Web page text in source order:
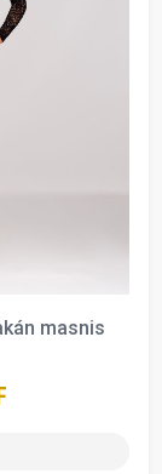
masnis